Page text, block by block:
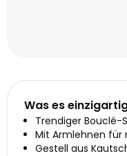
Was es
Trendiger Bouclé-
Mit Armlehnen für
Gestell aus